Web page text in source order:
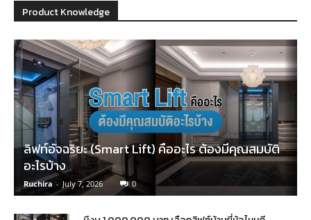
Product Knowledge
ลิฟท์อัจฉริยะ (Smart Lift) คืออะไร ต้องมีคุณสมบัติ
อะไรบ้าง
Ruchira - July 7, 2026 0